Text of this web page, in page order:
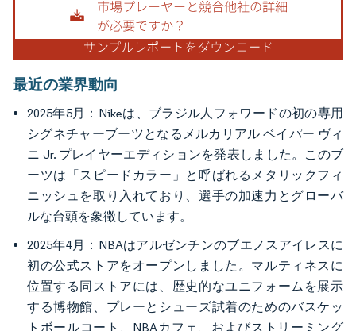
最近の業界動向
2025年5月：Nikeは、ブラジル人フォワードの初の専用
シグネチャーブーツとなるメルカリアル ベイパー ヴィ
ニ Jr. プレイヤーエディションを発表しました。このブ
ーツは「スピードカラー」と呼ばれるメタリックフィ
ニッシュを取り入れており、選手の加速力とグローバ
ルな台頭を象徴しています。
2025年4月：NBAはアルゼンチンのブエノスアイレスに
初の公式ストアをオープンしました。マルティネスに
位置する同ストアには、歴史的なユニフォームを展示
する博物館、プレーとシューズ試着のためのバスケッ
トボールコート、NBAカフェ、およびストリーミング